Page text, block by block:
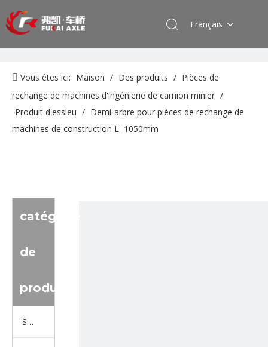
Français
Vous êtes ici: Maison / Des produits / Pièces de
rechange de machines d'ingénierie de camion minier /
Produit d'essieu / Demi-arbre pour pièces de rechange de
machines de construction L=1050mm
catégorie
de
produit
Série de camions Sinotruk